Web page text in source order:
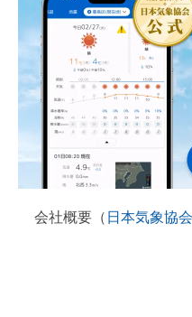
会社概要（ 日本気象協会